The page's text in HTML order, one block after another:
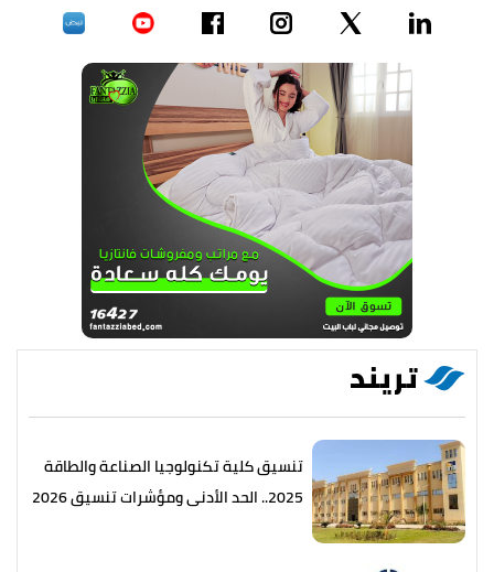
تريند
تنسيق كلية تكنولوجيا الصناعة والطاقة
2025.. الحد الأدنى ومؤشرات تنسيق 2026